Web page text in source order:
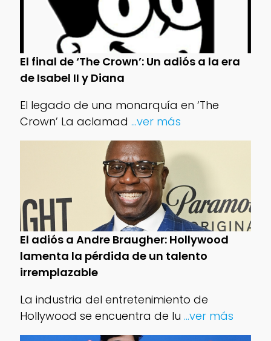
El final de ‘The Crown’: Un adiós a la era
de Isabel II y Diana
El legado de una monarquía en ‘The
Crown’ La aclamad ...ver más
El adiós a Andre Braugher: Hollywood
lamenta la pérdida de un talento
irremplazable
La industria del entretenimiento de
Hollywood se encuentra de lu ...ver más